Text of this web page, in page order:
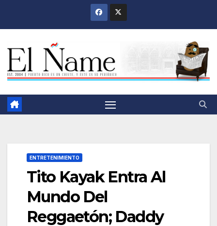
ENTRETENIMIENTO
Tito Kayak Entra Al
Mundo Del
Reggaetón; Daddy